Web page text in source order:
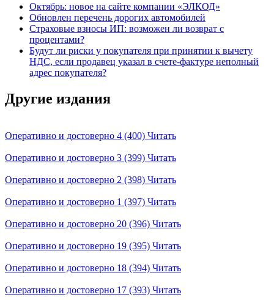
Октябрь: новое на сайте компании «ЭЛКОД»
Обновлен перечень дорогих автомобилей
Страховые взносы ИП: возможен ли возврат с
процентами?
Будут ли риски у покупателя при принятии к вычету
НДС, если продавец указал в счете-фактуре неполный
адрес покупателя?
Другие издания
Оперативно и достоверно 4 (400) Читать
Оперативно и достоверно 3 (399) Читать
Оперативно и достоверно 2 (398) Читать
Оперативно и достоверно 1 (397) Читать
Оперативно и достоверно 20 (396) Читать
Оперативно и достоверно 19 (395) Читать
Оперативно и достоверно 18 (394) Читать
Оперативно и достоверно 17 (393) Читать